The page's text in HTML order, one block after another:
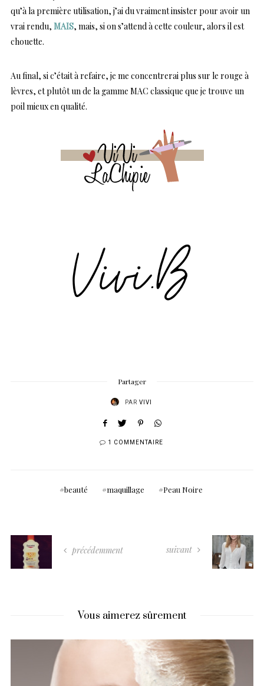
qu’à la première utilisation, j’ai du vraiment insister pour avoir un
vrai rendu, MAIS, mais, si on s’attend à cette couleur, alors il est
chouette.
Au final, si c’était à refaire, je me concentrerai plus sur le rouge à
lèvres, et plutôt un de la gamme MAC classique que je trouve un
poil mieux en qualité.
Partager
PAR VIVI
1 COMMENTAIRE
beauté maquillage Peau Noire
précédemment suivant
Vous aimerez sûrement